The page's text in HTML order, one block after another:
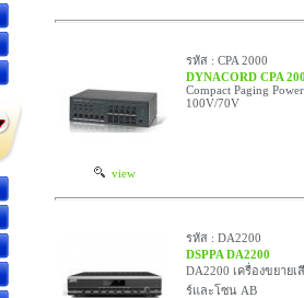
view
รหัส : CPA 2000
DYNACORD CPA
Compact Paging
100V/70V
รหัส : DA2200
DSPPA DA2200
DA2200 เครื่องขยาย
ร์และโซน AB